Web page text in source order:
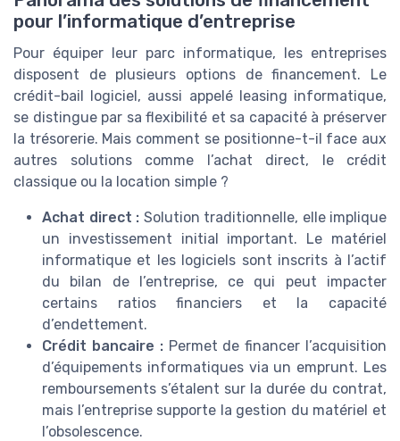
pour l’informatique d’entreprise
Pour équiper leur parc informatique, les entreprises
disposent de plusieurs options de financement. Le
crédit-bail logiciel, aussi appelé leasing informatique,
se distingue par sa flexibilité et sa capacité à préserver
la trésorerie. Mais comment se positionne-t-il face aux
autres solutions comme l’achat direct, le crédit
classique ou la location simple ?
Achat direct : Solution traditionnelle, elle implique
un investissement initial important. Le matériel
informatique et les logiciels sont inscrits à l’actif
du bilan de l’entreprise, ce qui peut impacter
certains ratios financiers et la capacité
d’endettement.
Crédit bancaire :Permet de financer l’acquisition
d’équipements informatiques via un emprunt. Les
remboursements s’étalent sur la durée du contrat,
mais l’entreprise supporte la gestion du matériel et
l’obsolescence.